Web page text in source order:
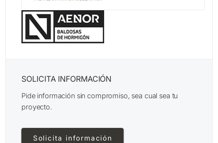
SOLICITA INFORMACIÓN
Pide información sin compromiso, sea cual sea tu
proyecto.
Solicita información